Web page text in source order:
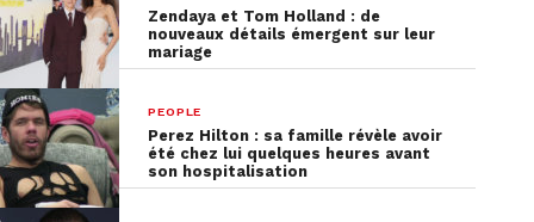
Zendaya et Tom Holland : de
nouveaux détails émergent sur leur
mariage
PEOPLE
Perez Hilton : sa famille révèle avoir
été chez lui quelques heures avant
son hospitalisation